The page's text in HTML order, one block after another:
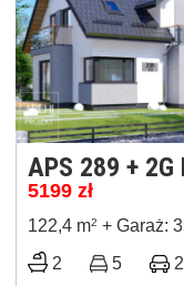
APS 289 + 2G
5199 zł
122,4 m2 + Garaż:
2 5 2